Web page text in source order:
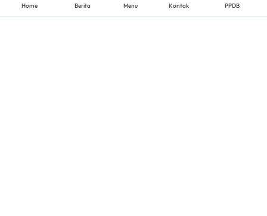
Home Berita Menu Kontak PPDB